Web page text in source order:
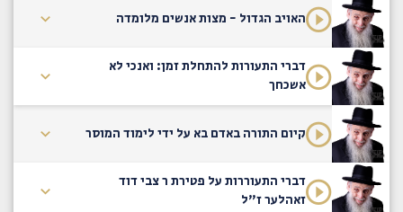
האויב הגדול - מצות אנשים מלומדה
דברי התעורות להתחלת זמן: ואנכי לא
אשכחך
קיום התורה באדם בא על ידי לימוד המוסר
דברי התעוררות על פטירת ר צבי דוד
זאהלער ז"ל